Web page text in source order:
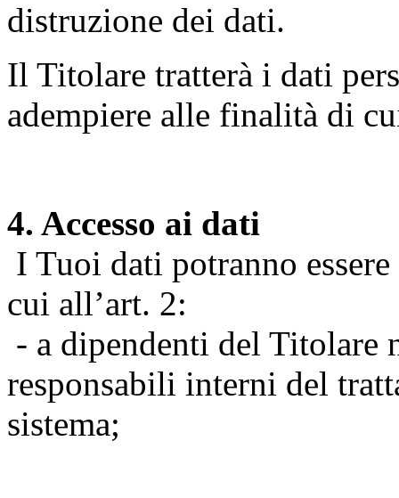
distruzione dei dati.
Il Titolare tratterà i dati
adempiere alle finalità di
4. Accesso ai dati
I Tuoi dati potranno
cui all’art. 2:
- a dipendenti del Titolare
responsabili interni del
sistema;